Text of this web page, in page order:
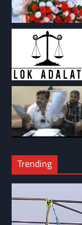
Trending